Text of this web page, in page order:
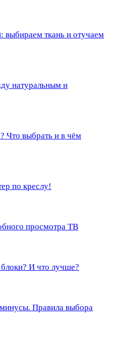
выбираем ткань и отучаем
натуральным и
Что выбрать и в чём
по креслу!
просмотра ТВ
И что лучше?
Правила выбора